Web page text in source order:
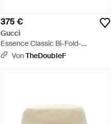
375 €
Gucci
Essence Classic Bi-Fold-
Geldbörse Aus Gg-Canvas -
VonTheDoubleF